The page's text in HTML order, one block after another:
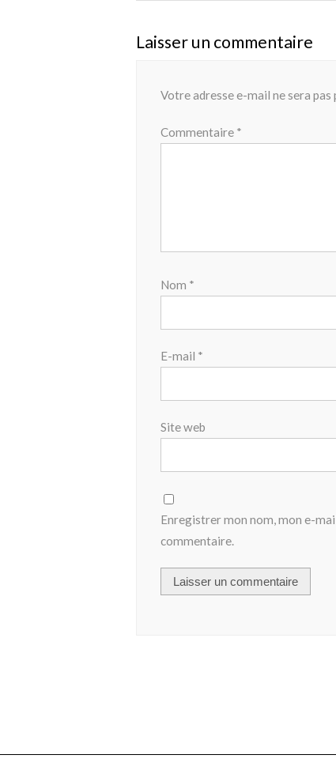
Laisser un commentaire
Votre adresse e-mail ne sera pas
Commentaire *
Nom *
E-mail *
Site web
Enregistrer mon nom, mon e-
commentaire.